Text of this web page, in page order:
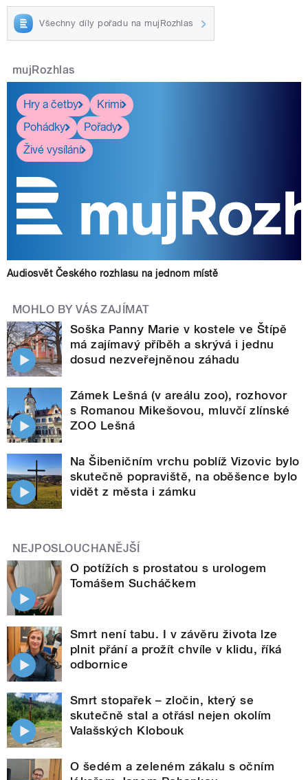
Všechny díly pořadu na mujRozhlas
mujRozhlas
Hry a četby
Krimi
Pohádky
Pořady
Živé vysílání
Audiosvět Českého rozhlasu na jednom místě
MOHLO BY VÁS ZAJÍMAT
Soška Panny Marie v kostele ve Štípě
má zajímavý příběh a skrývá i jednu
dosud nezveřejněnou záhadu
Zámek Lešná (v areálu zoo), rozhovor
s Romanou Mikešovou, mluvčí zlínské
ZOO Lešná
Na Šibeničním vrchu poblíž Vizovic bylo
skutečně popraviště, na oběšence bylo
vidět z města i zámku
NEJPOSLOUCHANĚJŠÍ
O potížích s prostatou s urologem
Tomášem Sucháčkem
Smrt není tabu. I v závěru života lze
plnit přání a prožít chvíle v klidu, říká
odbornice
Smrt stopařek – zločin, který se
skutečně stal a otřásl nejen okolím
Valašských Klobouk
O šedém a zeleném zákalu s očním